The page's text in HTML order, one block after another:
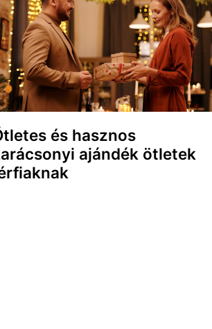
és hasznos
ajándék ötletek